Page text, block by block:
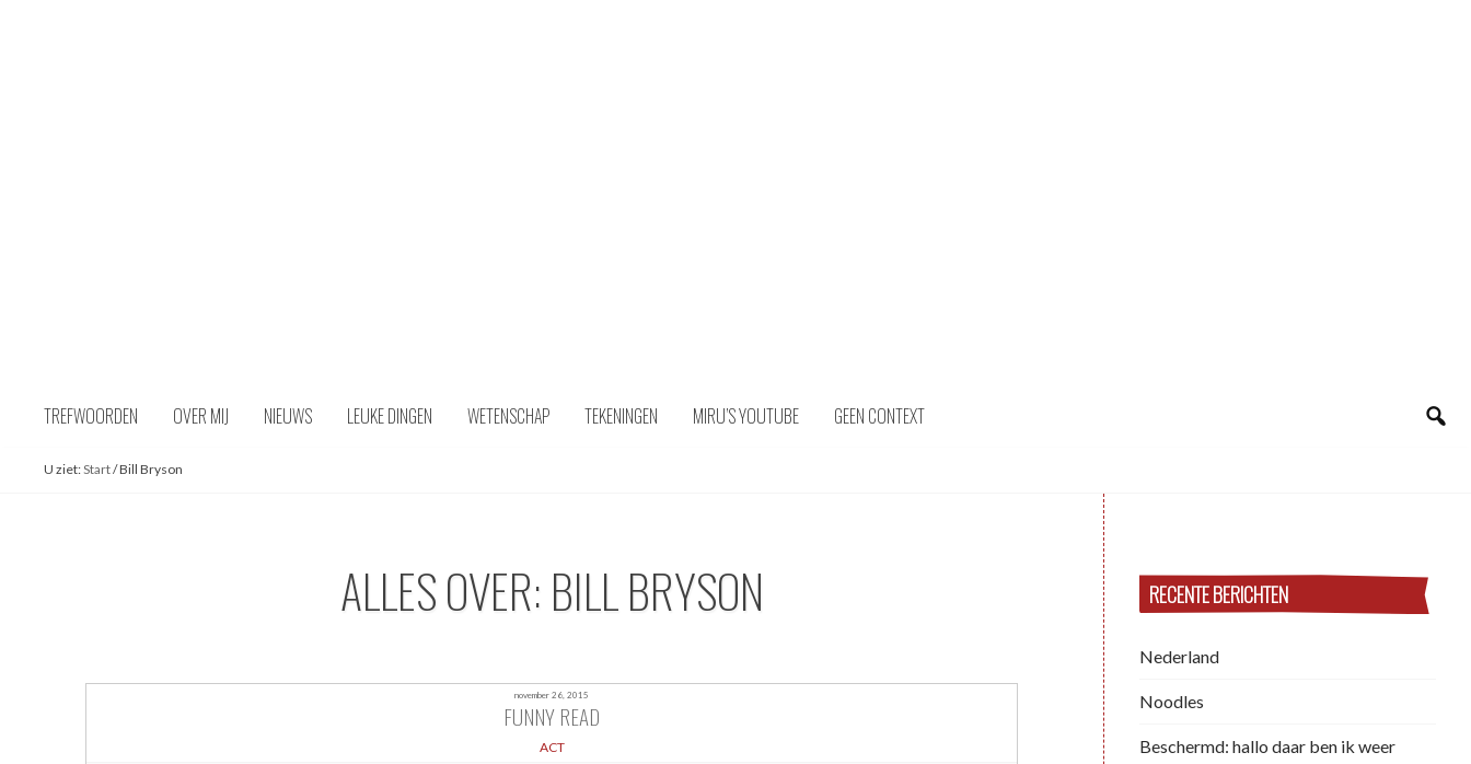
TREFWOORDEN OVER MIJ NIEUWS LEUKE DINGEN WETENSCHAP TEKENINGEN MIRU’S YOUTUBE GEEN CONTEXT
U ziet:Start/Bill Bryson
ALLES OVER: BILL BRYSON
november 26, 2015
FUNNY READ
ACT
RECENTE BERICHTEN
Nederland
Noodles
Beschermd: hallo daar ben ik weer